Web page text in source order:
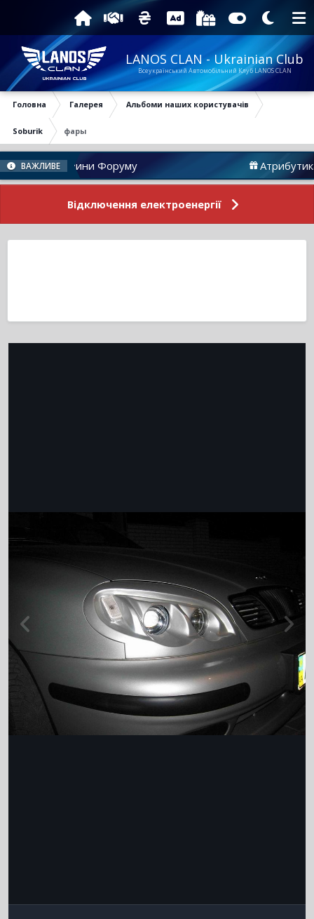
LANOS CLAN - Ukrainian Club
Всеукраїнський Автомобільний Клуб LANOS CLAN
Головна Галерея Альбоми наших користувачів
Soburik фары
ВАЖЛИВЕ
Новини Форуму Атрибутика
Відключення електроенергії